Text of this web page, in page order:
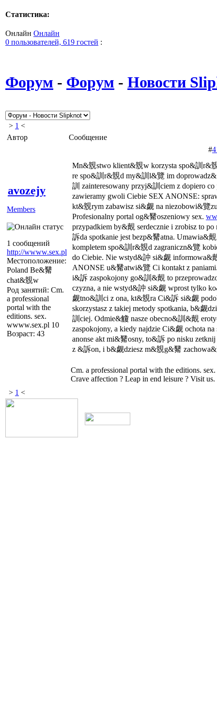
Статистика:
Онлайн Онлайн
0 пользователей, 619 гостей :
Форум - Форум - Новости
> 1 <
Автор
Сообщение
avozejy
Members
1 сообщений
http://wwww.sex.pl
Местоположение:
Poland Be&觺
chat&覫w
Род занятий: Cm.
a professional
portal with the
editions. sex.
wwww.sex.pl 10
Возраст: 43
#
Mn&覫stwo klient&覫w korzysta spo&訓r&
re spo&訓r&覫d my&訓l&覽 im
訓 zainteresowany przyj&訓ciem z dopiero
zawieramy gwoli Ciebie SEX ANONSE:
kt&覫rym zabawisz si&觑 na niezobowi&覽
Profesionalny portal og&觺oszeniowy sex.
przypadkiem by&覿 serdecznie i zrobisz to
訴da spotkanie jest bezp&觺atna. Umawia&
kompletem spo&訓r&覫d zagraniczn&覽
do Ciebie. Nie wstyd&訲 si&觑 informowa&
ANONSE u&觺atwi&覽 Ci kontakt z
i&訴 zaspokojony go&訓&覿 to
czyzna, a nie wstyd&訲 si&觑 wprost tylko
觑tno&訓ci z ona, kt&覫ra Ci&訴 si&觑
skorzystasz z takiej metody spotkania, b&觑
訓ciej. Odmie&觼 nasze obecno&訓&覿
zaspokojony, a kiedy najdzie Ci&觑 ochota na
anonse akt mi&觺osny, to&訴 po nisku
z &訴on, i b&觑dziesz m&覫g&觺
Cm. a professional portal with the editions. sex.
Crave affection ? Leap in end leisure ? Visit us.
> 1 <